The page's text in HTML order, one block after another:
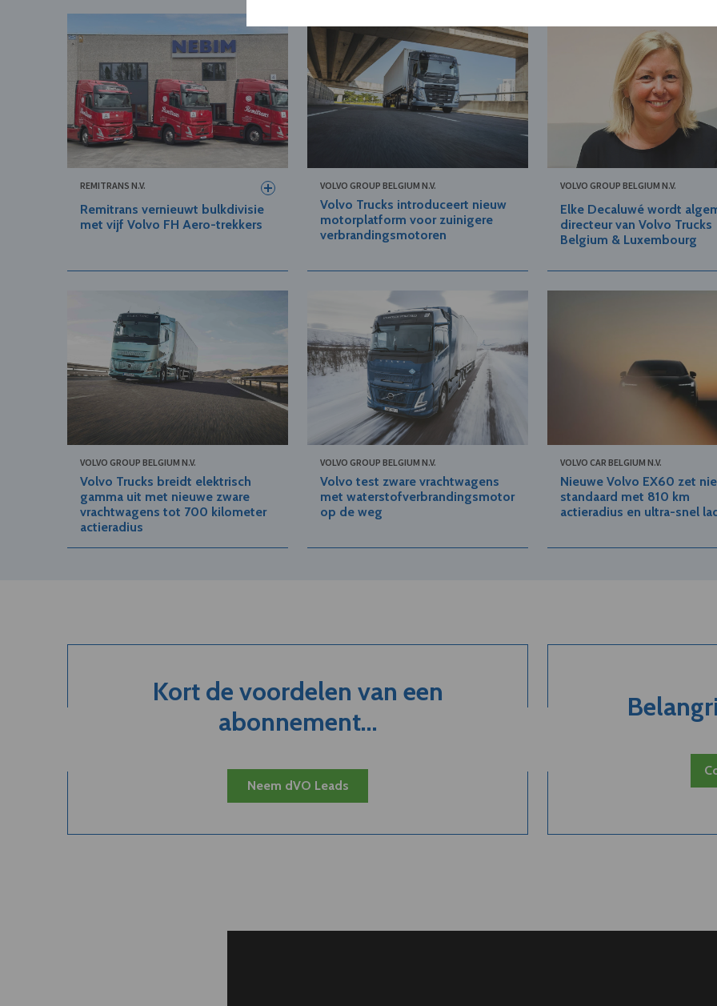
REMITRANS N.V.
Remitrans vernieuwt bulkdivisie
met vijf Volvo FH Aero-trekkers
VOLVO GROUP BELGIUM N.V.
Volvo Trucks introduceert nieuw
motorplatform voor zuinigere
verbrandingsmotoren
VOLVO GROUP BELGIUM N.V.
Elke Decaluwé wordt
directeur van Volvo Trucks
Belgium & Luxembourg
VOLVO GROUP BELGIUM N.V.
Volvo Trucks breidt elektrisch
gamma uit met nieuwe zware
vrachtwagens tot 700 kilometer
actieradius
VOLVO GROUP BELGIUM N.V.
Volvo test zware vrachtwagens
met waterstofverbrandingsmotor
op de weg
VOLVO CAR BELGIUM N.V.
Nieuwe Volvo EX60 zet
standaard met 810 km
actieradius en ultra-snel
Kort de voordelen van een
abonnement...
Neem dVO Leads